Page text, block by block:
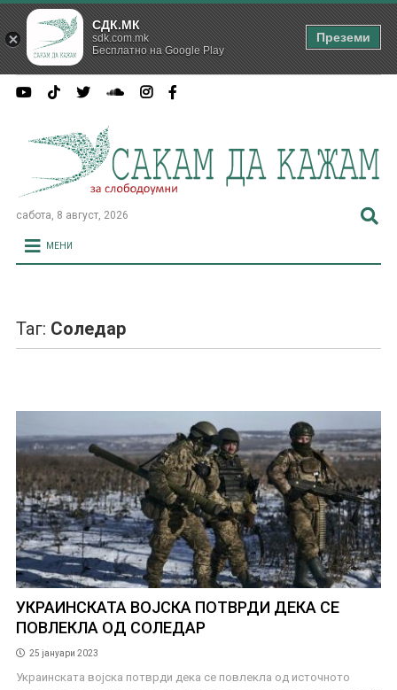
сабота, 8 август, 2026
МЕНИ
Таг: Соледар
УКРАИНСКАТА ВОЈСКА ПОТВРДИ ДЕКА СЕ
ПОВЛЕКЛА ОД СОЛЕДАР
25 јануари 2023
Украинската војска потврди дека се повлекла од источното
СДК.МК
sdk.com.mk
Бесплатно на Google Play
Преземи